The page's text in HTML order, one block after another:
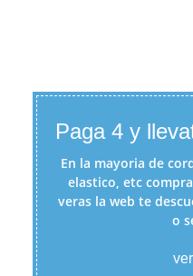
Paga 4 y
En la mayoria de
elastico, etc
veras la web te
o